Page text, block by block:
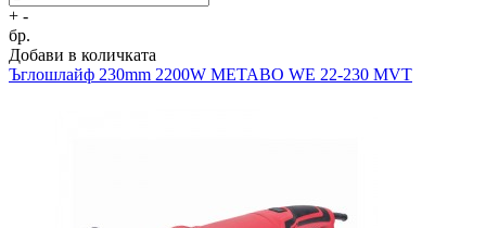
+ -
бр.
Добави в количката
Ъглошлайф 230mm 2200W METABO WE 22-230 MVT